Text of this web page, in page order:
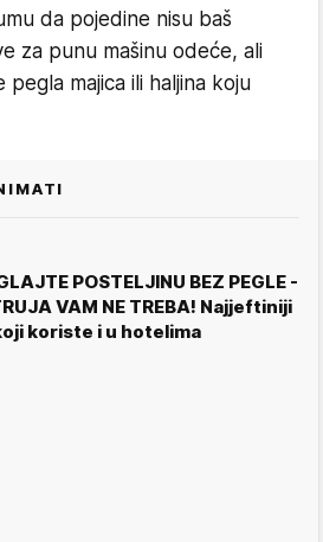
da pojedine nisu baš
za punu mašinu odeće, ali
pegla majica ili haljina koju
POSTELJINU BEZ PEGLE -
VAM NE TREBA! Najjeftiniji
koriste i u hotelima